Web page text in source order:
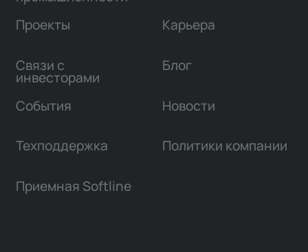
Проекты
Связи с
инвесторами
Карьера
Блог
События Новости
Техподдержка Политики компании
Приемная Softline